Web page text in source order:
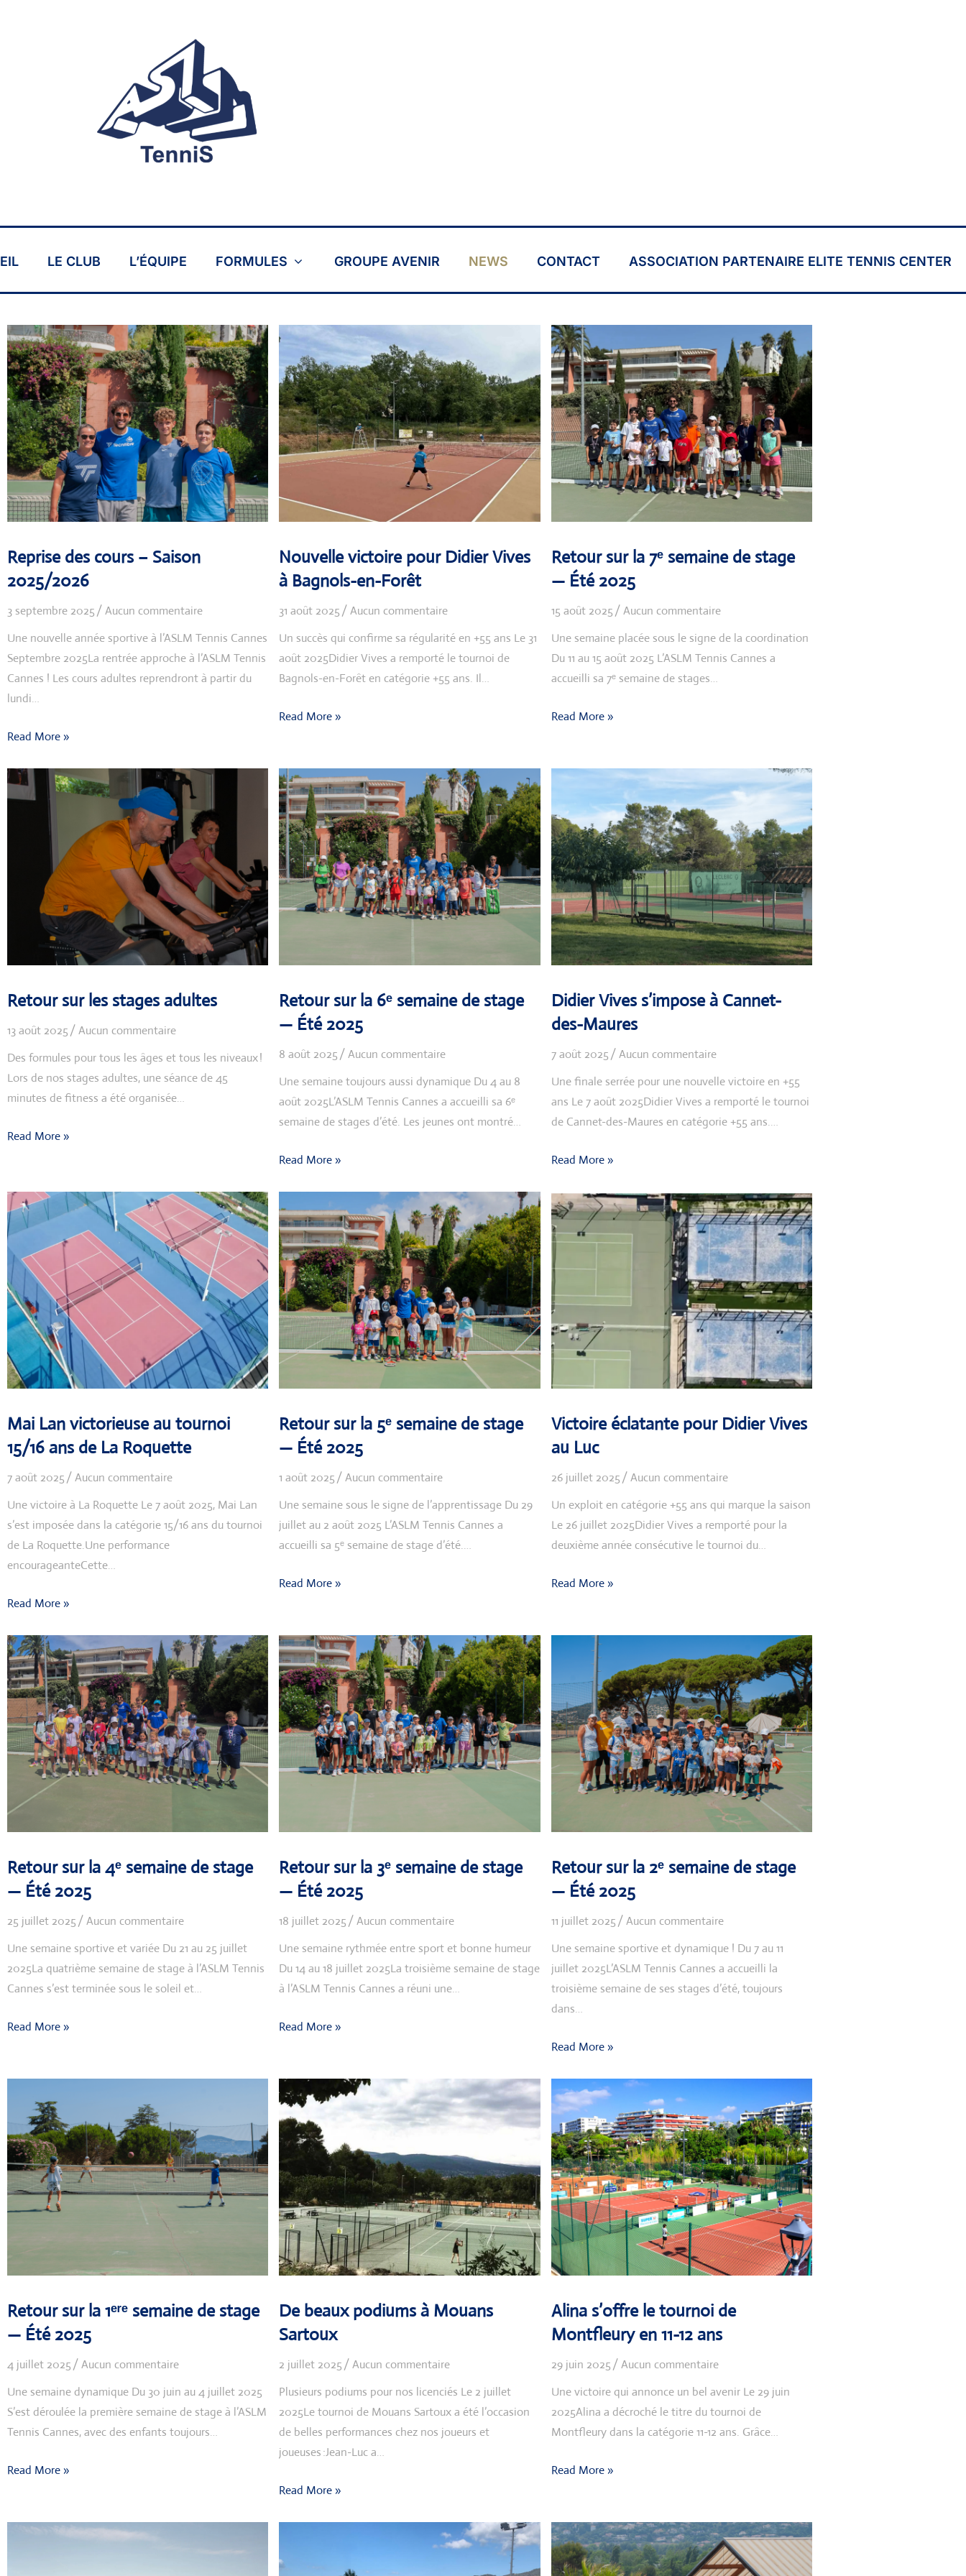
LE CLUB L’ÉQUIPE FORMULES GROUPE AVENIR NEWS CONTACT ASSOCIATION PARTENAIRE ELITE TENNIS CENTER
Reprise des cours – Saison
2025/2026
3 septembre 2025
Aucun commentaire
Une nouvelle année sportive à l’ASLM Tennis Cannes
Septembre 2025La rentrée approche à l’ASLM Tennis
Cannes ! Les cours adultes reprendront à partir du
lundi…
Read More »
Nouvelle victoire pour Didier Vives
à Bagnols-en-Forêt
31 août 2025
Aucun commentaire
Un succès qui confirme sa régularité en +55 ans Le 31
août 2025Didier Vives a remporté le tournoi de
Bagnols-en-Forêt en catégorie +55 ans. Il…
Read More »
Retour sur la 7ᵉ semaine de stage
— Été 2025
15 août 2025
Aucun commentaire
Une semaine placée sous le signe de la coordination
Du 11 au 15 août 2025 L’ASLM Tennis Cannes a
accueilli sa 7ᵉ semaine de stages…
Read More »
Retour sur les stages adultes
13 août 2025
Aucun commentaire
Des formules pour tous les âges et tous les niveaux !
Lors de nos stages adultes, une séance de 45
minutes de fitness a été organisée…
Read More »
Retour sur la 6ᵉ semaine de stage
— Été 2025
8 août 2025
Aucun commentaire
Une semaine toujours aussi dynamique Du 4 au 8
août 2025L’ASLM Tennis Cannes a accueilli sa 6ᵉ
semaine de stages d’été. Les jeunes ont montré…
Read More »
Didier Vives s’impose à Cannet-
des-Maures
7 août 2025
Aucun commentaire
Une finale serrée pour une nouvelle victoire en +55
ans Le 7 août 2025Didier Vives a remporté le tournoi
de Cannet-des-Maures en catégorie +55 ans.…
Read More »
Mai Lan victorieuse au tournoi
15/16 ans de La Roquette
7 août 2025
Aucun commentaire
Une victoire à La Roquette Le 7 août 2025, Mai Lan
s’est imposée dans la catégorie 15/16 ans du tournoi
de La Roquette.Une performance
encourageanteCette…
Read More »
Retour sur la 5ᵉ semaine de stage
— Été 2025
1 août 2025
Aucun commentaire
Une semaine sous le signe de l’apprentissage Du 29
juillet au 2 août 2025 L’ASLM Tennis Cannes a
accueilli sa 5ᵉ semaine de stage d’été.…
Read More »
Victoire éclatante pour Didier Vives
au Luc
26 juillet 2025
Aucun commentaire
Un exploit en catégorie +55 ans qui marque la saison
Le 26 juillet 2025Didier Vives a remporté pour la
deuxième année consécutive le tournoi du…
Read More »
Retour sur la 4ᵉ semaine de stage
— Été 2025
25 juillet 2025
Aucun commentaire
Une semaine sportive et variée Du 21 au 25 juillet
2025La quatrième semaine de stage à l’ASLM Tennis
Cannes s’est terminée sous le soleil et…
Read More »
Retour sur la 3ᵉ semaine de stage
— Été 2025
18 juillet 2025
Aucun commentaire
Une semaine rythmée entre sport et bonne humeur
Du 14 au 18 juillet 2025La troisième semaine de stage
à l’ASLM Tennis Cannes a réuni une…
Read More »
Retour sur la 2ᵉ semaine de stage
— Été 2025
11 juillet 2025
Aucun commentaire
Une semaine sportive et dynamique ! Du 7 au 11
juillet 2025L’ASLM Tennis Cannes a accueilli la
troisième semaine de ses stages d’été, toujours
dans…
Read More »
Retour sur la 1ᵉʳᵉ semaine de stage
— Été 2025
4 juillet 2025
Aucun commentaire
Une semaine dynamique Du 30 juin au 4 juillet 2025
S’est déroulée la première semaine de stage à l’ASLM
Tennis Cannes, avec des enfants toujours…
Read More »
De beaux podiums à Mouans
Sartoux
2 juillet 2025
Aucun commentaire
Plusieurs podiums pour nos licenciés Le 2 juillet
2025Le tournoi de Mouans Sartoux a été l’occasion
de belles performances chez nos joueurs et
joueuses :Jean-Luc a…
Read More »
Alina s’offre le tournoi de
Montfleury en 11-12 ans
29 juin 2025
Aucun commentaire
Une victoire qui annonce un bel avenir Le 29 juin
2025Alina a décroché le titre du tournoi de
Montfleury dans la catégorie 11-12 ans. Grâce…
Read More »